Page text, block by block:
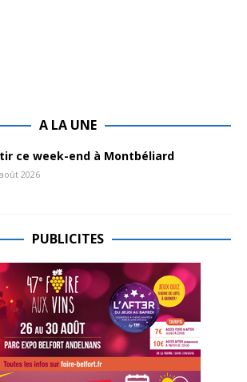
A LA UNE
ce week-end à Montbéliard
2026
PUBLICITES